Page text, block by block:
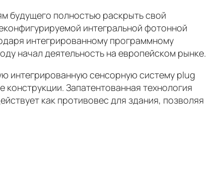
будущего полностью раскрыть свой
интегральной фотонной
интегрированному программному
начал деятельность на европейском рынке.
интегрированную сенсорную систему plug
Запатентованная технология
как противовес для здания, позволяя